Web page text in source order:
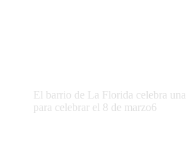
El barrio de La Florida celebra
para celebrar el 8 de marzo6